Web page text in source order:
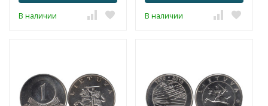
В наличии В наличии